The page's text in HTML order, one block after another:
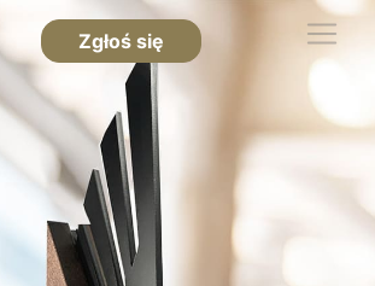
Zgłoś się